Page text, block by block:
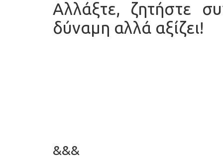
Αλλάξτε, ζητήστε
δύναμη αλλά αξίζει!
&&&